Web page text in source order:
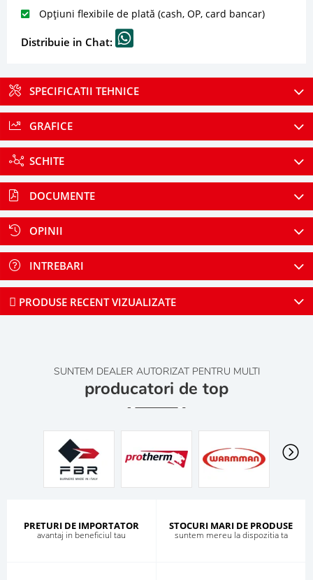
Opțiuni flexibile de plată (cash, OP, card bancar)
Distribuie in Chat:
SPECIFICATII TEHNICE
GRAFICE
SCHITE
DOCUMENTE
OPINII
INTREBARI
PRODUSE RECENT VIZUALIZATE
SUNTEM DEALER AUTORIZAT PENTRU MULTI
producatori de top
PRETURI DE IMPORTATOR
avantaj in beneficiul tau
STOCURI MARI DE PRODUSE
suntem mereu la dispozitia ta